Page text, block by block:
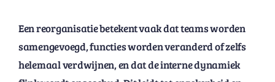
Een reorganisatie betekent vaak dat teams worden
samengevoegd, functies worden veranderd of zelfs
helemaal verdwijnen, en dat de interne dynamiek